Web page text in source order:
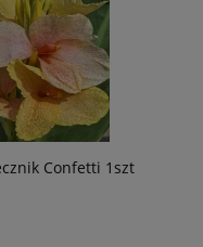
Confetti 1szt